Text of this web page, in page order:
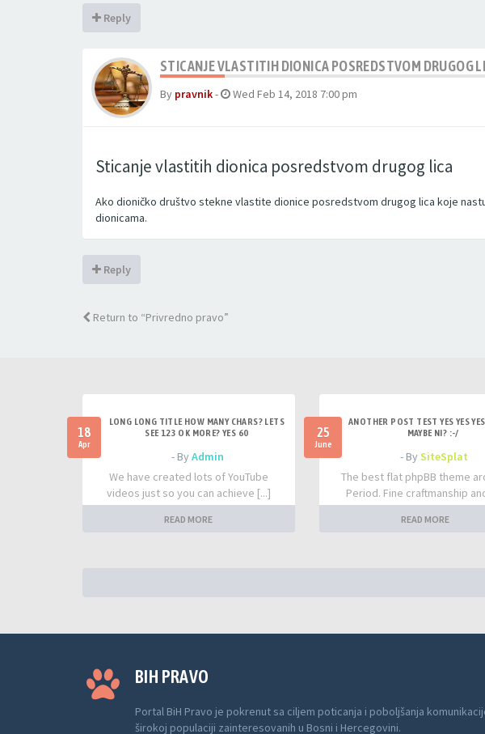
Reply
STICANJE VLASTITIH DIONICA POSREDSTVOM DRUGOG
By pravnik- Wed Feb 14, 2018 7:00 pm
Sticanje vlastitih dionica posredstvom drugog lica
Ako dioničko društvo stekne vlastite dionice posredstvom drugog lica koje
dionicama.
Reply
Return to “Privredno pravo”
18
Apr
LONG LONG TITLE HOW MANY CHARS? LETS
SEE 123 OK MORE? YES 60
- ByAdmin
We have created lots of YouTube
videos just so you can achieve [...]
READ MORE
25
June
ANOTHER POST TEST YES YES
MAYBE NI? :-/
- BySiteSplat
The best flat phpBB theme
Period. Fine craftmanship
READ MORE
BIH PRAVO
Portal BiH Pravo je pokrenut sa ciljem poticanja i poboljšanja
širokoj populaciji zainteresovanih u Bosni i Hercegovini.